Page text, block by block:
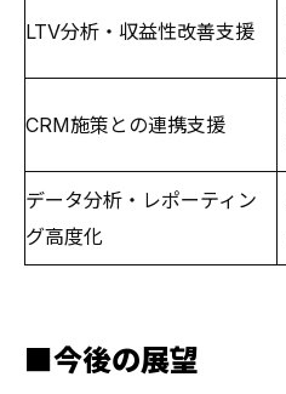
LTV分析・収益性改善支援
CRM施策との連携支援
データ分析・レポーティン
グ高度化
■今後の展望